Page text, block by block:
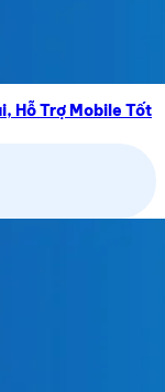
Hỗ Trợ Mobile Tốt